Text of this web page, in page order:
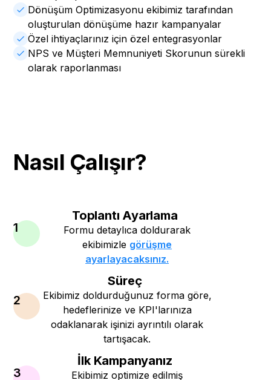
Dönüşüm Optimizasyonu ekibimiz tarafından
oluşturulan dönüşüme hazır kampanyalar
Özel ihtiyaçlarınız için özel entegrasyonlar
NPS ve Müşteri Memnuniyeti Skorunun sürekli
olarak raporlanması
Nasıl Çalışır?
1
Toplantı Ayarlama
Formu detaylıca doldurarak
ekibimizle görüşme
ayarlayacaksınız.
2
Süreç
Ekibimiz doldurduğunuz forma göre,
hedeflerinize ve KPI'larınıza
odaklanarak işinizi ayrıntılı olarak
tartışacak.
3
İlk Kampanyanız
Ekibimiz optimize edilmiş